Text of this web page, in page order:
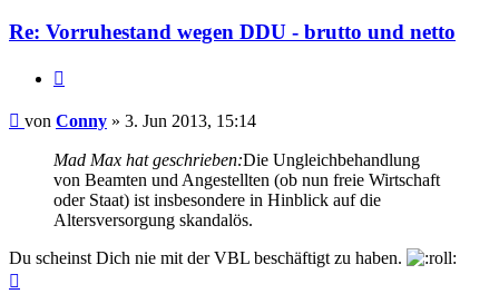
Re: Vorruhestand wegen DDU - brutto und netto
Beitrag
von Conny » 3. Jun 2013, 15:14
Mad Max hat geschrieben:Die Ungleichbehandlung
von Beamten und Angestellten (ob nun freie Wirtschaft
oder Staat) ist insbesondere in Hinblick auf die
Altersversorgung skandalös.
Du scheinst Dich nie mit der VBL beschäftigt zu haben.